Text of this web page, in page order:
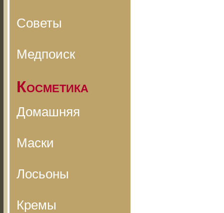
Советы
Медпоиск
Косметика
Домашняя
Маски
Лосьоны
Кремы